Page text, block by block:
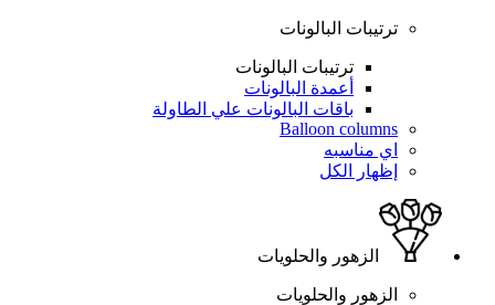
ترتيبات البالونات
ترتيبات البالونات
أعمدة البالونات
باقات البالونات علي الطاولة
Balloon columns
اي مناسبه
إظهار الكل
الزهور والحلويات
الزهور والحلويات